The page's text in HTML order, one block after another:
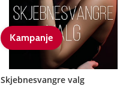
Kampanje
Skjebnesvangre valg